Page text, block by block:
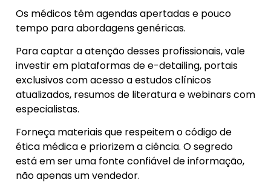
Os médicos têm agendas apertadas e pouco
tempo para abordagens genéricas.
Para captar a atenção desses profissionais, vale
investir em plataformas de e-detailing, portais
exclusivos com acesso a estudos clínicos
atualizados, resumos de literatura e webinars com
especialistas.
Forneça materiais que respeitem o código de
ética médica e priorizem a ciência. O segredo
está em ser uma fonte confiável de informação,
não apenas um vendedor.